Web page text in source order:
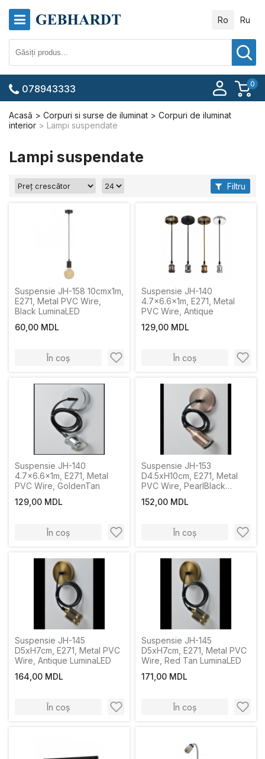
Ro Ru
0
078943333
Acasă Corpuri si surse de iluminat
Corpuri de iluminat
interior
Lampi suspendate
Lampi suspendate
Filtru
Suspensie JH-158 10cmx1m,
E271, Metal PVC Wire,
Black LuminaLED
60,00 MDL
În coș
Suspensie JH-140
4.7x6.6x1m, E271, Metal
PVC Wire, Antique
129,00 MDL
În coș
Suspensie JH-140
4.7x6.6x1m, E271, Metal
PVC Wire, GoldenTan
129,00 MDL
În coș
Suspensie JH-153
D4.5xH10cm, E271, Metal
PVC Wire, PearlBlack
152,00 MDL
În coș
Suspensie JH-145
D5xH7cm, E271, Metal PVC
Wire, Antique LuminaLED
164,00 MDL
În coș
Suspensie JH-145
D5xH7cm, E271, Metal PVC
Wire, Red Tan LuminaLED
171,00 MDL
În coș